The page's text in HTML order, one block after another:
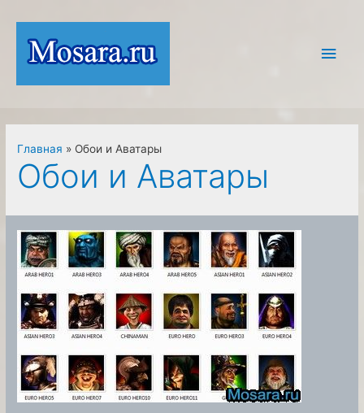
содержимому
Главная Обои и Аватары
Обои и Аватары